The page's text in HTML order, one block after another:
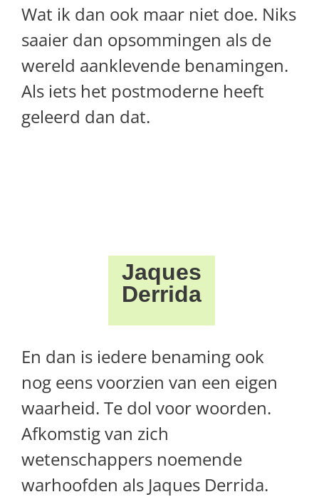
Wat ik dan ook maar niet doe. Niks
saaier dan opsommingen als de
wereld aanklevende benamingen.
Als iets het postmoderne heeft
geleerd dan dat.
Jaques
Derrida
En dan is iedere benaming ook
nog eens voorzien van een eigen
waarheid. Te dol voor woorden.
Afkomstig van zich
wetenschappers noemende
warhoofden als Jaques Derrida.